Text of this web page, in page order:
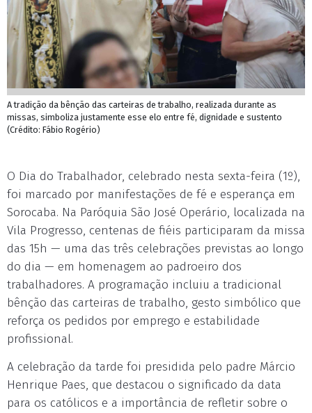
A tradição da bênção das carteiras de trabalho, realizada durante as
missas, simboliza justamente esse elo entre fé, dignidade e sustento
(Crédito: Fábio Rogério)
O Dia do Trabalhador, celebrado nesta sexta-feira (1º),
foi marcado por manifestações de fé e esperança em
Sorocaba. Na Paróquia São José Operário, localizada na
Vila Progresso, centenas de fiéis participaram da missa
das 15h — uma das três celebrações previstas ao longo
do dia — em homenagem ao padroeiro dos
trabalhadores. A programação incluiu a tradicional
bênção das carteiras de trabalho, gesto simbólico que
reforça os pedidos por emprego e estabilidade
profissional.
A celebração da tarde foi presidida pelo padre Márcio
Henrique Paes, que destacou o significado da data
para os católicos e a importância de refletir sobre o